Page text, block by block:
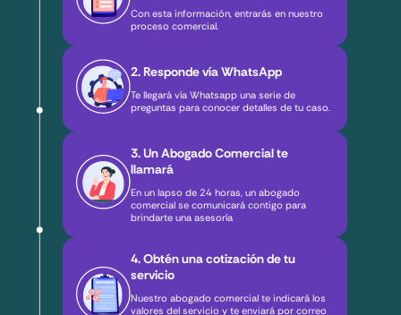
Con esta información, entrarás en nuestro
proceso comercial.
2. Responde vía WhatsApp
Te llegará vía Whatsapp una serie de
preguntas para conocer detalles de tu caso.
3. Un Abogado Comercial te
llamará
En un lapso de 24 horas, un abogado
comercial se comunicará contigo para
brindarte una asesoría
4. Obtén una cotización de tu
servicio
Nuestro abogado comercial te indicará los
valores del servicio y te enviará por correo